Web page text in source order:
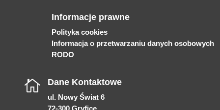
Informacje prawne
Polityka cookies
Informacja o przetwarzaniu danych osobowych
RODO
 Dane Kontaktowe
ul. Nowy Świat 6
72-300 Gryfice